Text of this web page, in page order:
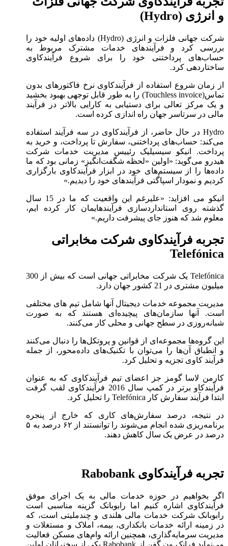
و انرژی (Hydro)
شرکت جهانی فلزات و انرژی (Hydro) داده‌های اولیه خود را
بررسی کرد و فرآیندهای خدمات مشترک مربوط به
حساب‌های پرداختنی خود را برای شروع فرآیند‌کاوی
ساختاردهی کرد.
از زمان شروع استفاده از فرآیند‌کاوی نرخ فاکتورهای بدون
تماس(Touchless invoice) را به طور قابل توجهی بهبود بخشید
و یک مرکز تعالی برای دستیابی به کارایی بالاتر در فرآیند
مالی در سرتاسر جهان راه اندازی کرده است.
Hydro در حال حاضر، از فرآیند‌کاوی در سه فرآیند استفاده
می‌کند: حساب‌های پرداختنی، سفارش تا پرداخت، و خرید به
پرداخت. انیکو سیسیلیک رئییس مدیریت خدمات شرکت
هیدرو می‌گوید: «اولین «لحظه شگفت‌انگیز» زمانی بود که ما
داده‌ها را از سیستم‌های خود در ابزار فرآیند‌کاوی بارگزاری
کردیم و نمودار اسپاگتی فرآیندهای خود را دیدیم.»
انیکو می افزاید: «علیرغم این واقعیت که ما در 15 سال
گذشته روی استانداردسازی فرآیندهایمان کار کرده ایم،
معلوم شد که هنوز جای پیشرفت داریم.»
تجربه فرآیند‌کاوی شرکت مخابراتی
Telefónica
Telefónica یک شرکت مخابراتی جهانی است که بیش از 300
میلیون مشتری در 21 کشور جهان دارد.
مدیریت مجموعه خدمات دیجیتال آنها شامل تیم های مختلفی
است. آنها سازمان‌های پیچیده‌ای هستند که به صورت
شبانه‌روزی در سطح جهانی و محلی کار می‌کنند.
این گروه‌ها مجموعه‌ای از قوانین و پروتکل‌ها را دنبال می‌کنند
و انطباق آن‌ها را می‌توان با تکنیک‌های داده‌محور، از جمله
فرآیند کاوی تجزیه و تحلیل کرد.
کارمن لاسا گومز جز اعضای تیم فرآیند‌کاوی که به عنوان
فرآیند‌کاو برتر در کمپ سال 2016 فرآیند‌کاوی لقب گرفت
ابتدا فرآیند سفارش کار Telefónica را تحلیل کرد.
در نتیجه، درصد سفارش‌های کاری که خارج از پنجره
برنامه‌ریزی شده انجام می‌شوند را توانستند از ۶۲ درصد به ۵
درصد در عرض یک سال کاهش دهند.
تجربه فرآیند‌کاوی Rabobank
اگر بخواهیم در حوزه خدمات مالی به یک اجرای موفق
فرآیند‌کاوی اشاره کنیم اما رابوبانک گزینه مناسبی است
رابوبانک شرکت خدمات مالی هلندی و چندملیتی است، که
در زمینه ارائه خدمات بانکداری، بیمه، املاک و مستغلات و
مدیریت سرمایه‌گذاری، همچنین ارائه وام‌های مسکن فعالیت